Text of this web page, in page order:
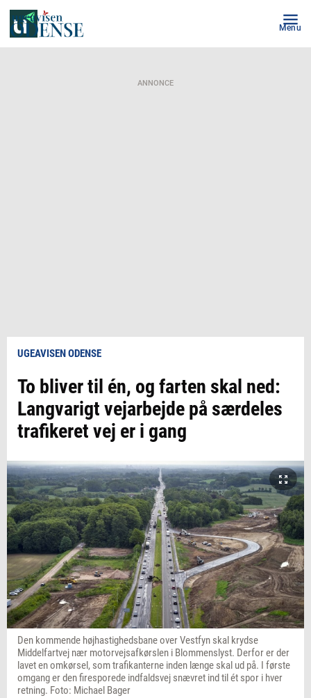
Menu
ANNONCE
UGEAVISEN ODENSE
To bliver til én, og farten skal ned:
Langvarigt vejarbejde på særdeles
trafikeret vej er i gang
Den kommende højhastighedsbane over Vestfyn skal krydse
Middelfartvej nær motorvejsafkørslen i Blommenslyst. Derfor er der
lavet en omkørsel, som trafikanterne inden længe skal ud på. I første
omgang er den firesporede indfaldsvej snævret ind til ét spor i hver
retning. Foto: Michael Bager